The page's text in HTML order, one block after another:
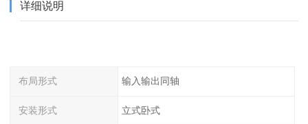
详细说明
布局形式 输入输出同轴
安装形式 立式卧式